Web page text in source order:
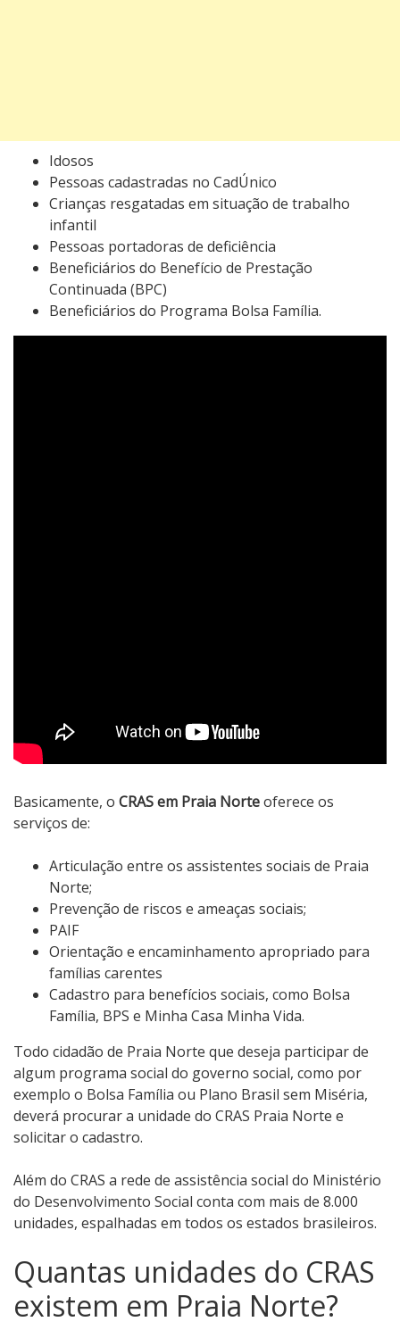
Idosos
Pessoas cadastradas no CadÚnico
Crianças resgatadas em situação de trabalho
infantil
Pessoas portadoras de deficiência
Beneficiários do Benefício de Prestação
Continuada (BPC)
Beneficiários do Programa Bolsa Família.
Basicamente, o CRAS em Praia Norteoferece os
serviços de:
Articulação entre os assistentes sociais de Praia
Norte;
Prevenção de riscos e ameaças sociais;
PAIF
Orientação e encaminhamento apropriado para
famílias carentes
Cadastro para benefícios sociais, como Bolsa
Família, BPS e Minha Casa Minha Vida.
Todo cidadão de Praia Norte que deseja participar de
algum programa social do governo social, como por
exemplo o Bolsa Família ou Plano Brasil sem Miséria,
deverá procurar a unidade do CRAS Praia Norte e
solicitar o cadastro.
Além do CRAS a rede de assistência social do Ministério
do Desenvolvimento Social conta com mais de 8.000
unidades, espalhadas em todos os estados brasileiros.
Quantas unidades do CRAS
existem em Praia Norte?